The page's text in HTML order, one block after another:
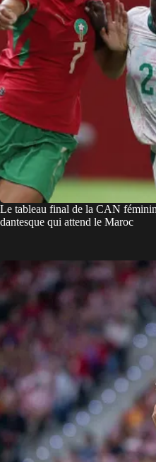
Le tableau final de la CAN
dantesque qui attend le Maroc